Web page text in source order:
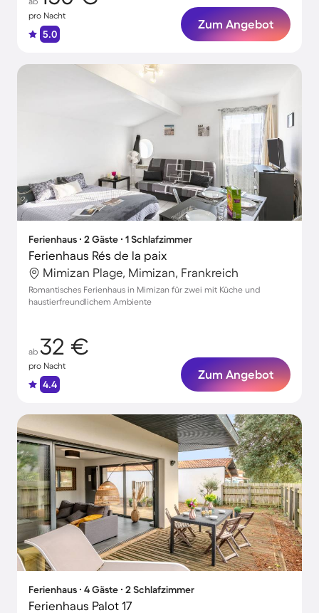
pro Nacht
5.0
Zum Angebot
Ferienhaus ∙ 2 Gäste ∙ 1 Schlafzimmer
Ferienhaus Rés de la paix
Mimizan Plage, Mimizan, Frankreich
Romantisches Ferienhaus in Mimizan für zwei mit Küche und
haustierfreundlichem Ambiente
ab 32 €
pro Nacht
4.4
Zum Angebot
Ferienhaus ∙ 4 Gäste ∙ 2 Schlafzimmer
Ferienhaus Palot 17